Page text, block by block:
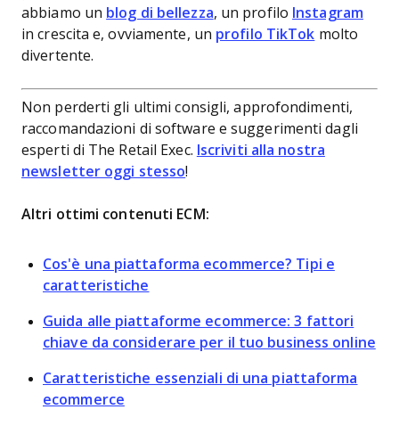
abbiamo un blog di bellezza, un profilo Instagram
in crescita e, ovviamente, un profilo TikTok molto
divertente.
Non perderti gli ultimi consigli, approfondimenti,
raccomandazioni di software e suggerimenti dagli
esperti di The Retail Exec. Iscriviti alla nostra
newsletter oggi stesso!
Altri ottimi contenuti ECM:
Cos'è una piattaforma ecommerce? Tipi e
caratteristiche
Guida alle piattaforme ecommerce: 3 fattori
chiave da considerare per il tuo business online
Caratteristiche essenziali di una piattaforma
ecommerce